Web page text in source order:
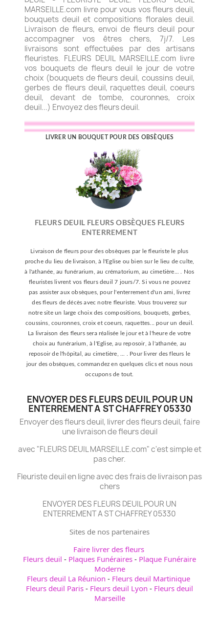
MARSEILLE.com livre pour vous vos fleurs deuil,
bouquets deuil et compositions florales deuil.
Livraison de fleurs, envoi de fleurs deuil pour
accompagner vos êtres chers, 7j/7. Les
livraisons sont effectuées par des artisans
fleuristes. FLEURS DEUIL MARSEILLE.com livre
vos bouquets de fleurs deuil le jour de votre
choix (bouquets de fleurs deuil, coussins deuil,
gerbes de fleurs deuil, raquettes deuil, coeurs
deuil, devant de tombe, couronnes, croix
deuil...) Envoyez des fleurs deuil.
LIVRER UN BOUQUET POUR DES OBSÈQUES
FLEURS DEUIL FLEURS OBSÈQUES FLEURS
ENTERREMENT
Livraison de fleurs pour des obsèques par le fleuriste le plus
proche du lieu de livraison, à l'Eglise ou bien sur le lieu de culte,
à l'athanée, au funérarium, au crématorium, au cimetière... . Nos
fleuristes livrent vos fleurs deuil 7 jours/7. Si vous ne pouvez
pas assister aux obsèques, pour l'enterrement d'un ami, livrez
des fleurs de décès avec notre fleuriste. Vous trouverez sur
notre site un large choix des compositions, bouquets, gerbes,
coussins, couronnes, croix et coeurs, raquettes... pour un deuil.
La livraison des fleurs sera réalisée le jour et à l'heure de votre
choix au funérarium, à l'Eglise, au reposoir, à l'athanée, au
reposoir de l'hôpital, au cimetière, ... . Pour livrer des fleurs le
jour des obsèques, commandez en quelques clics et nous nous
occupons de tout.
ENVOYER DES FLEURS DEUIL POUR UN
ENTERREMENT A ST CHAFFREY 05330
Envoyer des fleurs deuil, livrer des fleurs deuil, faire
une livraison de fleurs deuil
avec "FLEURS DEUIL MARSEILLE.com" c'est simple et
pas cher.
Fleuriste deuil en ligne avec des frais de livraison pas
chers
ENVOYER DES FLEURS DEUIL POUR UN
ENTERREMENT A ST CHAFFREY 05330
Sites de nos partenaires
Faire livrer des fleurs
Fleurs deuil - Plaques Funéraires - Plaque Funéraire
Moderne
Fleurs deuil La Réunion - Fleurs deuil Martinique
Fleurs deuil Paris - Fleurs deuil Lyon - Fleurs deuil
Marseille